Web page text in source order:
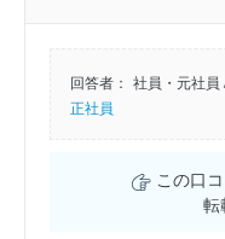
回答者： 社員・元社員
正社員
この口コ
転